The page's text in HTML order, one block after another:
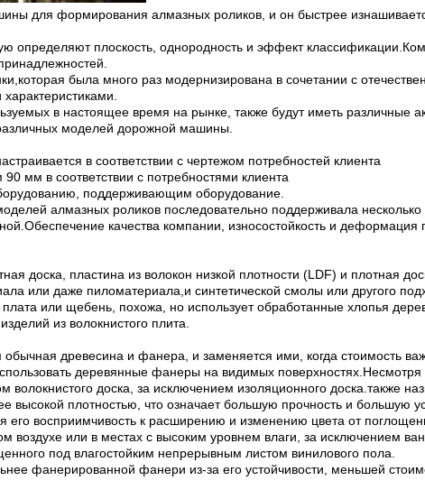
для формирования алмазных роликов, и он быстрее
определяют плоскость, однородность и эффект
была много раз модернизирована в сочетании с
в настоящее время на рынке, также будут иметь различные
моделей дорожной машины.
в соответствии с чертежом потребностей клиента
мм в соответствии с потребностями клиента
поддерживающим оборудование.
алмазных роликов последовательно поддерживала
качества компании, износостойкость и
доска, пластина из волокон низкой плотности (LDF) и плотная
или даже пиломатериала,и синтетической смолы или другого
или щебень, похожа, но использует обработанные хлопья
из волокнистого плита.
древесина и фанера, и заменяется ими, когда стоимость
деревянные фанеры на видимых
доска, за исключением изоляционного доска.также
плотностью, что означает большую прочность и большую
его восприимчивость к расширению и изменению цвета от
воздухе или в местах с высоким уровнем влаги, за исключением
под влагостойким непрерывным листом винилового пола.
фанерированной фанери из-за его устойчивости, меньшей